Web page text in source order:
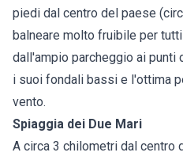
piedi dal centro del paese
balneare molto fruibile per
dall'ampio parcheggio ai punti
i suoi fondali bassi e l'ottima
vento.
Spiaggia dei Due Mari
A circa 3 chilometri dal centro